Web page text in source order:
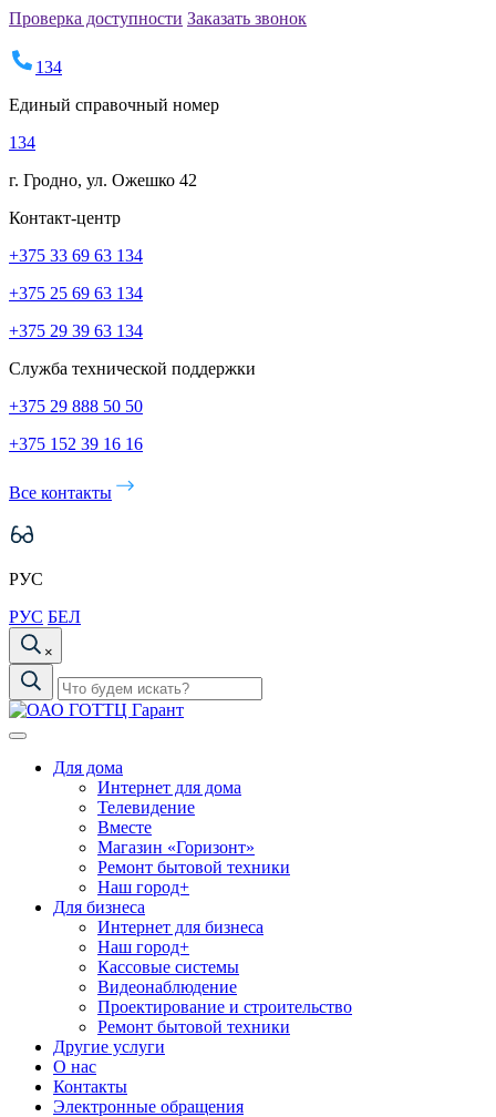
Проверка доступности Заказать звонок
134
Единый справочный номер
134
г. Гродно, ул. Ожешко 42
Контакт-центр
+375 33 69 63 134
+375 25 69 63 134
+375 29 39 63 134
Служба технической поддержки
+375 29 888 50 50
+375 152 39 16 16
Все контакты
РУС
РУС БЕЛ
×
Для дома
Интернет для дома
Телевидение
Вместе
Магазин «Горизонт»
Ремонт бытовой техники
Наш город+
Для бизнеса
Интернет для бизнеса
Наш город+
Кассовые системы
Видеонаблюдение
Проектирование и строительство
Ремонт бытовой техники
Другие услуги
О нас
Контакты
Электронные обращения